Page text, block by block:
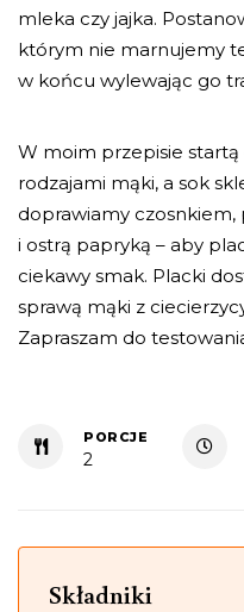
mleka czy jajka.
którym nie marnujemy
w końcu wylewając go
W moim przepisie
rodzajami mąki, a sok
doprawiamy
i ostrą papryką – aby
ciekawy smak. Placki
sprawą mąki z
Zapraszam do
PORCJE
2
Składniki